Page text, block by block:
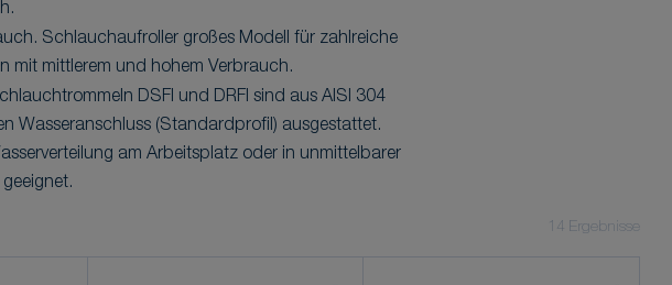
Schlauchaufroller großes Modell für zahlreiche
mit mittlerem und hohem Verbrauch.
DSFI und DRFI sind aus AISI 304
Wasseranschluss (Standardprofil) ausgestattet.
am Arbeitsplatz oder in unmittelbarer
14 Ergebnisse